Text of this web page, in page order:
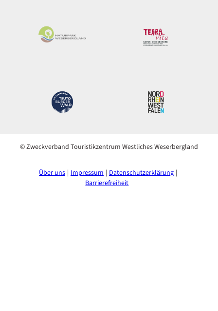
© Zweckverband Touristikzentrum Westliches Weserbergland
Über uns Impressum
Datenschutzerklärung
Barrierefreiheit